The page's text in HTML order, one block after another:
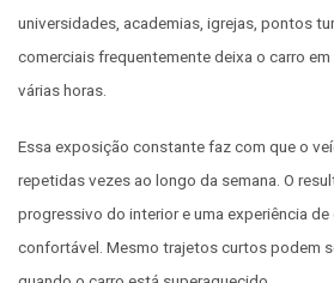
universidades, academias, igrejas, pontos
comerciais frequentemente deixa o carro
várias horas.
Essa exposição constante faz com que o
repetidas vezes ao longo da semana. O
progressivo do interior e uma experiência
confortável. Mesmo trajetos curtos podem